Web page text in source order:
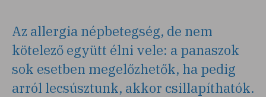
Az allergia népbetegség, de nem
kötelező együtt élni vele: a panaszok
sok esetben megelőzhetők, ha pedig
arról lecsúsztunk, akkor csillapíthatók.